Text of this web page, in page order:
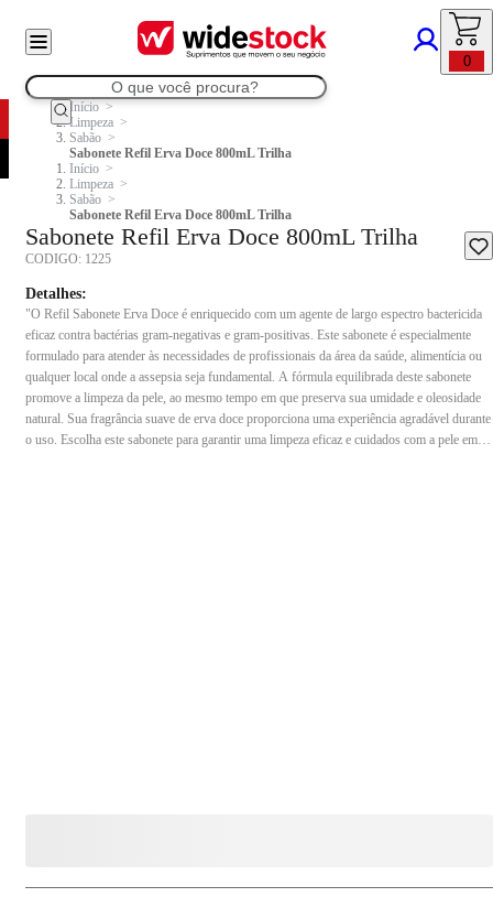
0
Início
Limpeza
Sabão
Sabonete Refil Erva Doce 800mL Trilha
Início
Limpeza
Sabão
Sabonete Refil Erva Doce 800mL Trilha
Sabonete Refil Erva Doce 800mL Trilha
CODIGO: 1225
Detalhes:
"O Refil Sabonete Erva Doce é enriquecido com um agente de largo espectro bactericida
eficaz contra bactérias gram-negativas e gram-positivas. Este sabonete é especialmente
formulado para atender às necessidades de profissionais da área da saúde, alimentícia ou
qualquer local onde a assepsia seja fundamental. A fórmula equilibrada deste sabonete
promove a limpeza da pele, ao mesmo tempo em que preserva sua umidade e oleosidade
natural. Sua fragrância suave de erva doce proporciona uma experiência agradável durante
o uso. Escolha este sabonete para garantir uma limpeza eficaz e cuidados com a pele em